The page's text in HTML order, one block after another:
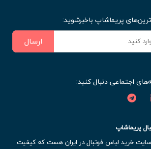
پریماشاپ باخبرشوید:
ارسال
اجتماعی دنبال کنید:
پریماشاپ
خرید لباس فوتبال در ایران هست که کیفیت